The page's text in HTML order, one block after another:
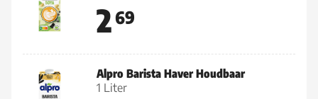
269
Alpro Barista Haver Houdbaar
1 Liter